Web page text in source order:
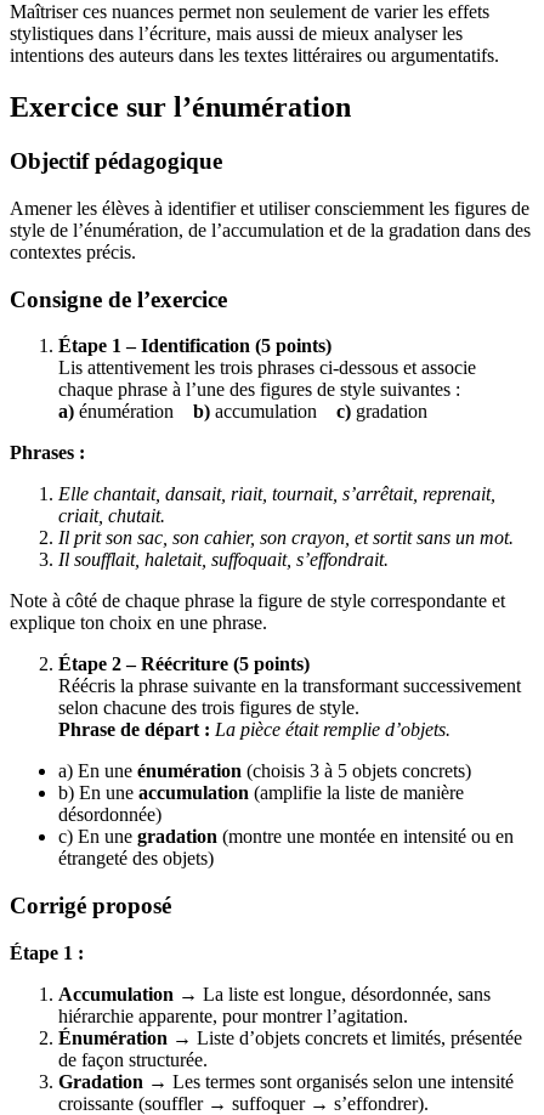
Maîtriser ces nuances permet non seulement de varier les effets
stylistiques dans l’écriture, mais aussi de mieux analyser les
intentions des auteurs dans les textes littéraires ou argumentatifs.
Exercice sur l’énumération
Objectif pédagogique
Amener les élèves à identifier et utiliser consciemment les figures de
style de l’énumération, de l’accumulation et de la gradation dans des
contextes précis.
Consigne de l’exercice
Étape 1 – Identification (5 points)
Lis attentivement les trois phrases ci-dessous et associe
chaque phrase à l’une des figures de style suivantes :
a) énumération b) accumulation c) gradation
Phrases :
Elle chantait, dansait, riait, tournait, s’arrêtait, reprenait,
criait, chutait.
Il prit son sac, son cahier, son crayon, et sortit sans un mot.
Il soufflait, haletait, suffoquait, s’effondrait.
Note à côté de chaque phrase la figure de style correspondante et
explique ton choix en une phrase.
Étape 2 – Réécriture (5 points)
Réécris la phrase suivante en la transformant successivement
selon chacune des trois figures de style.
Phrase de départ : La pièce était remplie d’objets.
a) En une énumération (choisis 3 à 5 objets concrets)
b) En une accumulation (amplifie la liste de manière
désordonnée)
c) En une gradation (montre une montée en intensité ou en
étrangeté des objets)
Corrigé proposé
Étape 1 :
Accumulation → La liste est longue, désordonnée, sans
hiérarchie apparente, pour montrer l’agitation.
Énumération → Liste d’objets concrets et limités, présentée
de façon structurée.
Gradation → Les termes sont organisés selon une intensité
croissante (souffler → suffoquer → s’effondrer).